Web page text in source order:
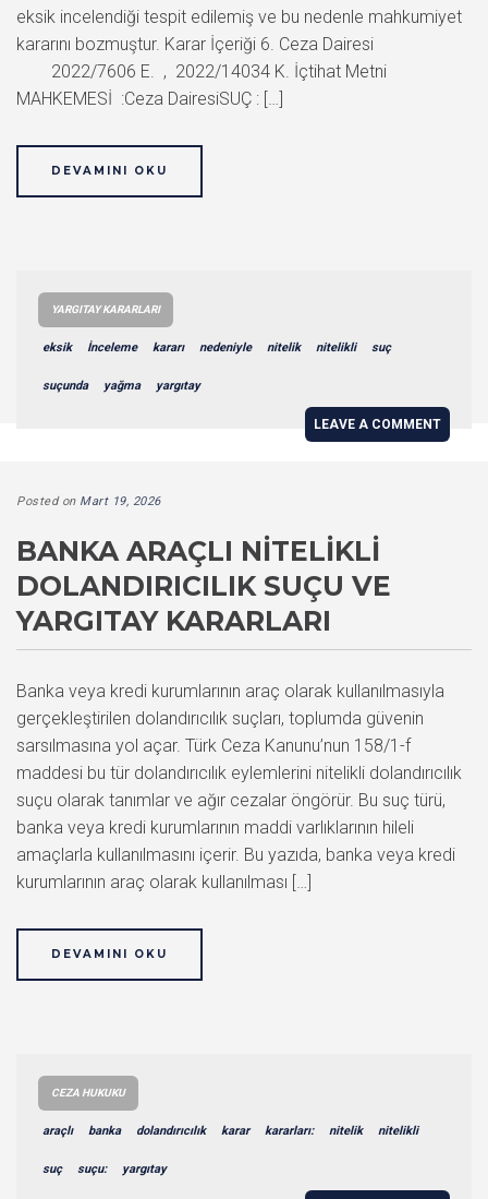
eksik incelendiği tespit edilemiş ve bu nedenle mahkumiyet
kararını bozmuştur. Karar İçeriği 6. Ceza Dairesi
2022/7606 E. , 2022/14034 K. İçtihat Metni
MAHKEMESİ :Ceza DairesiSUÇ : […]
DEVAMINI OKU
YARGITAY KARARLARI
eksik İnceleme kararı nedeniyle nitelik nitelikli suç
suçunda yağma yargıtay
LEAVE A COMMENT
Posted on Mart 19, 2026
BANKA ARAÇLI NITELIKLI
DOLANDIRICILIK SUÇU VE
YARGITAY KARARLARI
Banka veya kredi kurumlarının araç olarak kullanılmasıyla
gerçekleştirilen dolandırıcılık suçları, toplumda güvenin
sarsılmasına yol açar. Türk Ceza Kanunu’nun 158/1-f
maddesi bu tür dolandırıcılık eylemlerini nitelikli dolandırıcılık
suçu olarak tanımlar ve ağır cezalar öngörür. Bu suç türü,
banka veya kredi kurumlarının maddi varlıklarının hileli
amaçlarla kullanılmasını içerir. Bu yazıda, banka veya kredi
kurumlarının araç olarak kullanılması […]
DEVAMINI OKU
CEZA HUKUKU
araçlı banka dolandırıcılık karar kararları: nitelik nitelikli
suç suçu: yargıtay